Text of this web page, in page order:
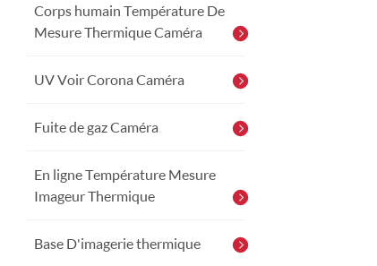
Corps humain Température De
Mesure Thermique Caméra
UV Voir Corona Caméra
Fuite de gaz Caméra
En ligne Température Mesure
Imageur Thermique
Base D'imagerie thermique